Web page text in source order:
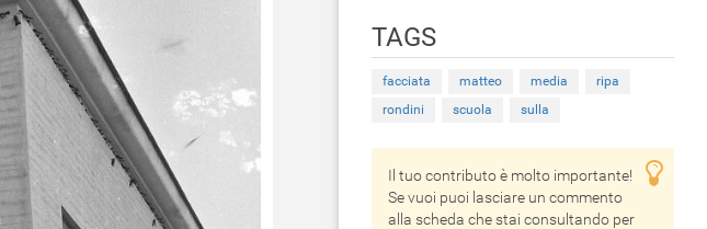
TAGS
facciata matteo media
ripa
rondini
scuola sulla
Il tuo contributo è molto importante!
Se vuoi puoi lasciare un commento
alla scheda che stai consultando per